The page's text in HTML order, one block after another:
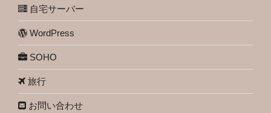
自宅サーバー
WordPress
SOHO
旅行
お問い合わせ